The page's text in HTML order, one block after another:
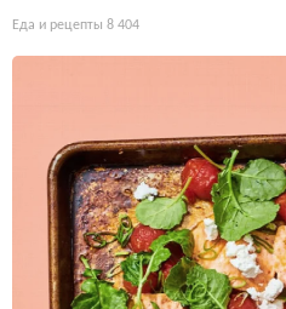
Еда и рецепты 8 404